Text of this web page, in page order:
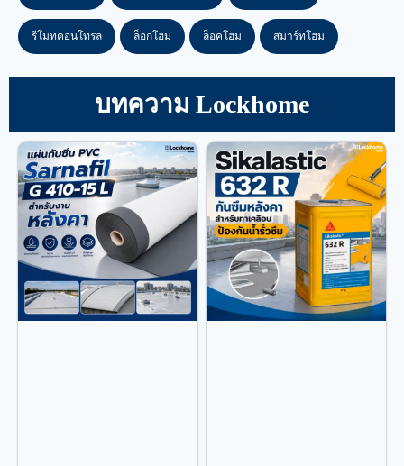
รีโมทคอนโทรล ล็อกโฮม ล็อคโฮม สมาร์ทโฮม
บทความ Lockhome